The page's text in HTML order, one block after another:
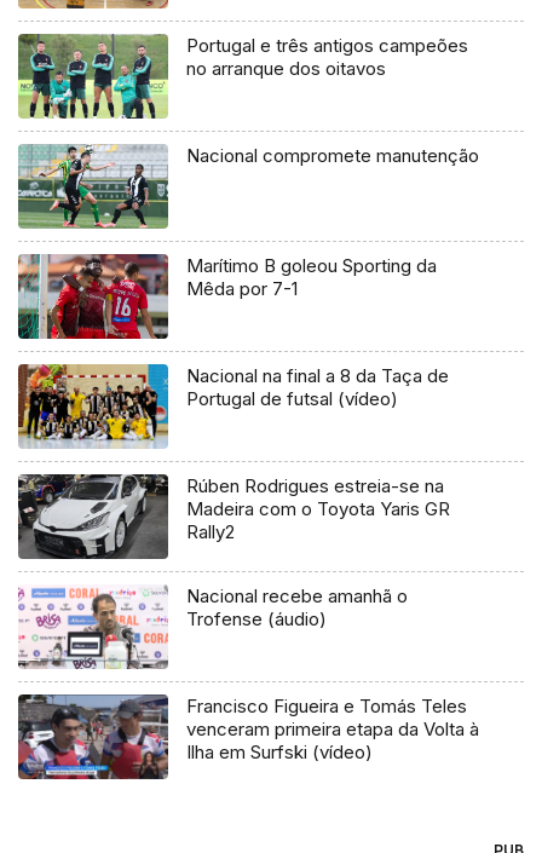
Portugal e três antigos campeões
no arranque dos oitavos
Nacional compromete manutenção
Marítimo B goleou Sporting da
Mêda por 7-1
Nacional na final a 8 da Taça de
Portugal de futsal (vídeo)
Rúben Rodrigues estreia-se na
Madeira com o Toyota Yaris GR
Rally2
Nacional recebe amanhã o
Trofense (áudio)
Francisco Figueira e Tomás Teles
venceram primeira etapa da Volta à
Ilha em Surfski (vídeo)